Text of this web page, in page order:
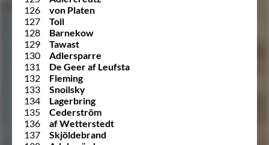
126
von Platen
127
Toll
128
Barnekow
129
Tawast
130
Adlersparre
131
De Geer af Leufsta
132
Fleming
133
Snoilsky
134
Lagerbring
135
Cederström
136
af Wetterstedt
137
Skjöldebrand